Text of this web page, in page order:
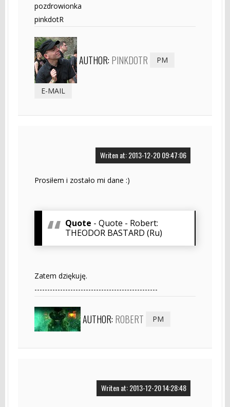
pozdrowionka
pinkdotR
AUTHOR: PINKDOTR PM
E-MAIL
Writen at: 2013-12-20 09:47:06
Prosiłem i zostało mi dane :)
Quote - Quote - Robert:
THEODOR BASTARD (Ru)
Zatem dziękuję.
------------------------------------------------
AUTHOR: ROBERT PM
Writen at: 2013-12-20 14:28:48